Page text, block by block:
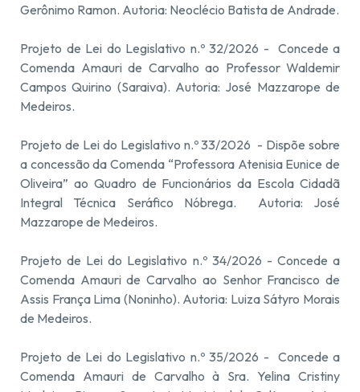
Gerônimo Ramon. Autoria: Neoclécio Batista de Andrade.
Projeto de Lei do Legislativo n.º 32/2026 - Concede a
Comenda Amauri de Carvalho ao Professor Waldemir
Campos Quirino (Saraiva). Autoria: José Mazzarope de
Medeiros.
Projeto de Lei do Legislativo n.º 33/2026 - Dispõe sobre
a concessão da Comenda “Professora Atenisia Eunice de
Oliveira” ao Quadro de Funcionários da Escola Cidadã
Integral Técnica Seráfico Nóbrega. Autoria: José
Mazzarope de Medeiros.
Projeto de Lei do Legislativo n.º 34/2026 - Concede a
Comenda Amauri de Carvalho ao Senhor Francisco de
Assis França Lima (Noninho). Autoria: Luiza Sátyro Morais
de Medeiros.
Projeto de Lei do Legislativo n.º 35/2026 - Concede a
Comenda Amauri de Carvalho à Sra. Yelina Cristiny